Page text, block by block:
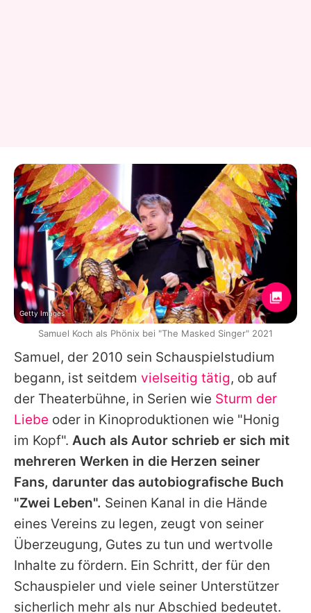
Samuel, der 2010 sein Schauspielstudium
begann, ist seitdem vielseitig tätig, ob auf
der Theaterbühne, in Serien wie Sturm der
Liebe oder in Kinoproduktionen wie "Honig
im Kopf". Auch als Autor schrieb er sich mit
mehreren Werken in die Herzen seiner
Fans, darunter das autobiografische Buch
"Zwei Leben". Seinen Kanal in die Hände
eines Vereins zu legen, zeugt von seiner
Überzeugung, Gutes zu tun und wertvolle
Inhalte zu fördern. Ein Schritt, der für den
Schauspieler und viele seiner Unterstützer
sicherlich mehr als nur Abschied bedeutet.
Getty Images
Samuel Koch als Phönix bei "The Masked Singer" 2021